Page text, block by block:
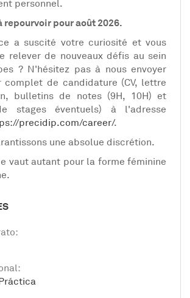
personnel.
repourvoir pour août 2026.
a suscité votre curiosité et vous
relever de nouveaux défis au sein
? N'hésitez pas à nous envoyer
complet de candidature (CV, lettre
bulletins de notes (9H, 10H) et
stages éventuels) à l'adresse
precidip.com/career/.
une absolue discrétion.
vaut autant pour la forme féminine